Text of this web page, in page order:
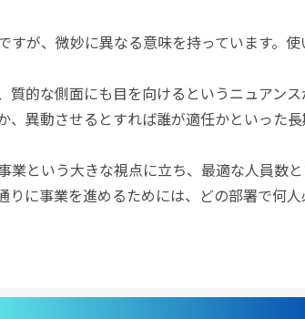
が、微妙に異なる意味を持っています。使
質的な側面にも目を向けるというニュアン
、異動させるとすれば誰が適任かといった
業という大きな視点に立ち、最適な人員数
りに事業を進めるためには、どの部署で何